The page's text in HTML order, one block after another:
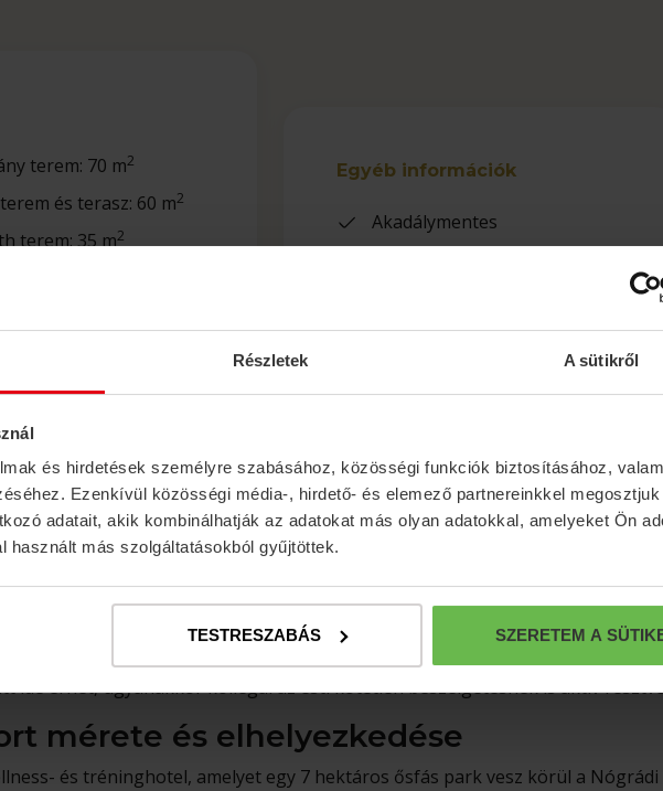
Részletek A sütikről
és hirdetések személyre szabásához, közösségi funkciók biztosításához,
Ezenkívül közösségi média-, hirdető- és elemező partnereinkkel
adatait, akik kombinálhatják az adatokat más olyan adatokkal, amelyeket Ön
használt más szolgáltatásokból gyűjtöttek.
TESTRESZABÁS SZERETEM A
terem: 70 m2
és terasz: 60 m2
terem: 35 m2
30 m
Egyéb információk
Akadálymentes
Resort?
egy festői falucskában található, amely az 1800-as évek végén a
a modern világ harmonikusan találkozik. A ház tisztes távolságra van
ide érhet, ugyanakkor kollégái az esti kötetlen beszélgetésnek is aktív
mérete és elhelyezkedése
és tréninghotel, amelyet egy 7 hektáros ősfás park vesz körül a